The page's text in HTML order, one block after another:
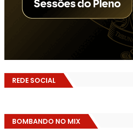
REDE SOCIAL
BOMBANDO NO MIX